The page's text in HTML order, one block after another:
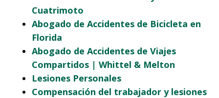
Cuatrimoto
Abogado de Accidentes de Bicicleta en
Florida
Abogado de Accidentes de Viajes
Compartidos | Whittel & Melton
Lesiones Personales
Compensación del trabajador y lesiones